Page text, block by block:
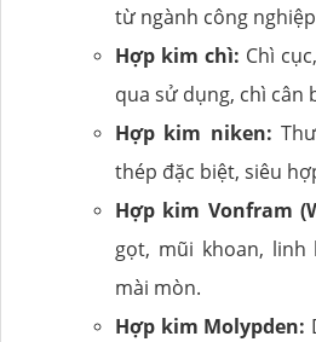
từ ngành công
Hợp kim chì: Chì
qua sử dụng, chì cân
Hợp kim niken:
thép đặc biệt, siêu
Hợp kim Vonfram
gọt, mũi khoan, linh
mài mòn.
Hợp kim Molypden: